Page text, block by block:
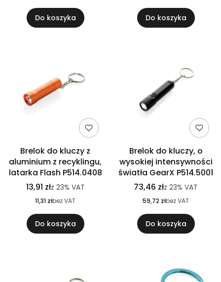
Do koszyka Do koszyka
Brelok do kluczy z
aluminium z recyklingu,
latarka Flash P514.0408
13,91 złz 23% VAT
11,31 złbez VAT
Do koszyka
Brelok do kluczy, o
wysokiej intensywności
światła GearX P514.5001
73,46 złz 23% VAT
59,72 złbez VAT
Do koszyka